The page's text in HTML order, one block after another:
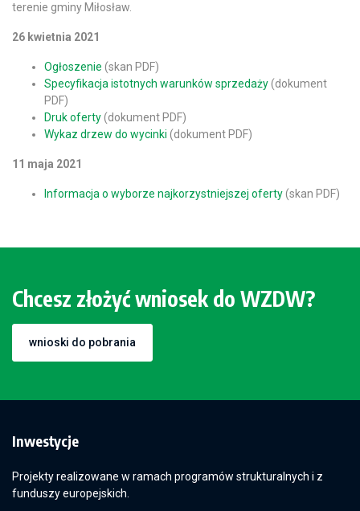
terenie gminy Miłosław.
26 kwietnia 2021
Ogłoszenie (skan PDF)
Specyfikacja istotnych warunków sprzedaży(dokument
PDF)
Druk oferty(dokument PDF)
Wykaz drzew do wycinki (dokument PDF)
11 maja 2021
Informacja o wyborze najkorzystniejszej oferty(skan PDF)
Chcesz złożyć wniosek do WZDW?
wnioski do pobrania
Inwestycje
Projekty realizowane w ramach programów strukturalnych i z
funduszy europejskich.